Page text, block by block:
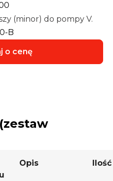
(minor) do pompy V.
B
o cenę
Opis Ilość